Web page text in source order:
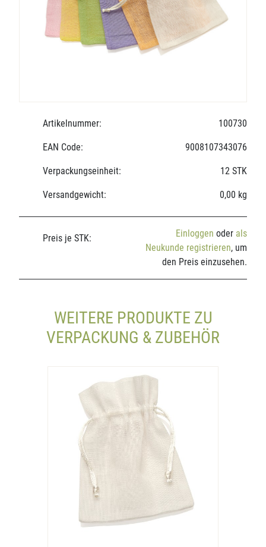
Artikelnummer: 100730
EAN Code: 9008107343076
Verpackungseinheit: 12 STK
Versandgewicht: 0,00 kg
Preis je STK: Einloggen oder als
Neukunde registrieren, um
den Preis einzusehen.
WEITERE PRODUKTE ZU
VERPACKUNG & ZUBEHÖR